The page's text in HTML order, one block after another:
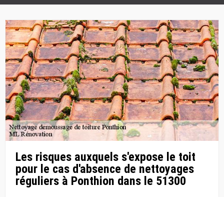
Les risques auxquels s'expose le toit
pour le cas d'absence de nettoyages
réguliers à Ponthion dans le 51300